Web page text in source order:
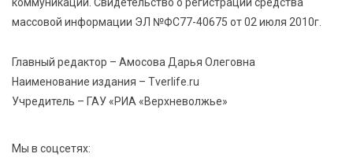
инспекторы ГИБДД напомнили школьникам
правила безопасности в автобусах
коммуникаций. Свидетельство о регистрации средства
массовой информации ЭЛ №ФС77-40675 от 02 июля 2010г.
Главный редактор – Амосова Дарья Олеговна
Наименование издания – Tverlife.ru
Учредитель – ГАУ «РИА «Верхневолжье»
Мы в соцсетях: